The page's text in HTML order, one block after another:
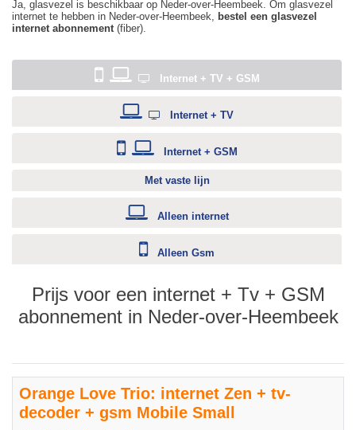
Ja, glasvezel is beschikbaar op Neder-over-Heembeek. Om glasvezel
internet te hebben in Neder-over-Heembeek, bestel een glasvezel
internet abonnement(fiber).
Internet + TV + GSM
Internet + TV
Internet + GSM
Met vaste lijn
Alleen internet
Alleen Gsm
Prijs voor een internet + Tv + GSM
abonnement in Neder-over-Heembeek
Orange Love Trio: internet Zen + tv-
decoder + gsm Mobile Small